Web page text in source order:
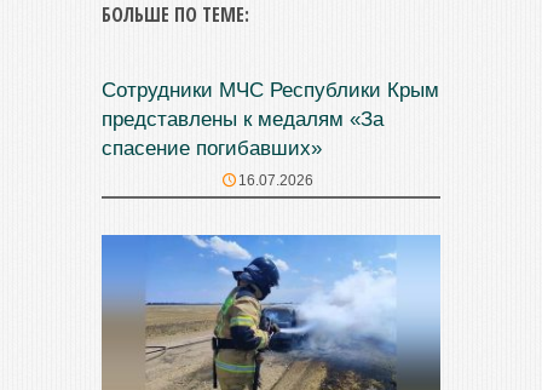
БОЛЬШЕ ПО ТЕМЕ:
Сотрудники МЧС Республики Крым
представлены к медалям «За
спасение погибавших»
16.07.2026